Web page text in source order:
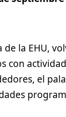
la EHU,
con
el